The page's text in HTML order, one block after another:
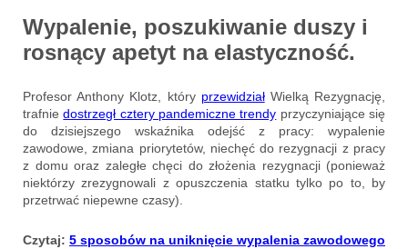
Wypalenie, poszukiwanie duszy i
rosnący apetyt na elastyczność.
Profesor Anthony Klotz, który przewidziałWielką Rezygnację,
trafniedostrzegł cztery pandemiczne trendy przyczyniające się
do dzisiejszego wskaźnika odejść z pracy: wypalenie
zawodowe, zmiana priorytetów, niechęć do rezygnacji z pracy
z domu oraz zaległe chęci do złożenia rezygnacji (ponieważ
niektórzy zrezygnowali z opuszczenia statku tylko po to, by
przetrwać niepewne czasy).
Czytaj: 5 sposobów na uniknięcie wypalenia zawodowego